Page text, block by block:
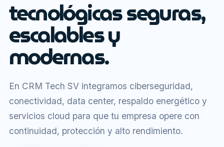
tecnológicas seguras,
escalables y
modernas.
En CRM Tech SV integramos ciberseguridad,
conectividad, data center, respaldo energético y
servicios cloud para que tu empresa opere con
continuidad, protección y alto rendimiento.